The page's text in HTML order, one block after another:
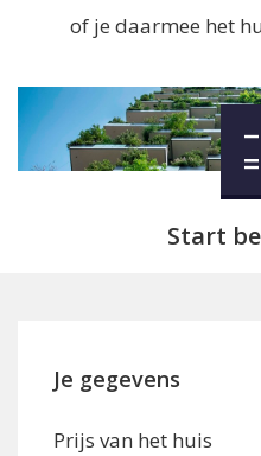
of je daarmee het
Start
Je gegevens
Prijs van het huis